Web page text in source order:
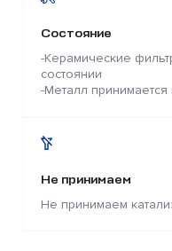
Состояние
-Керамические
состоянии
-Металл
Не принимаем
Не принимаем